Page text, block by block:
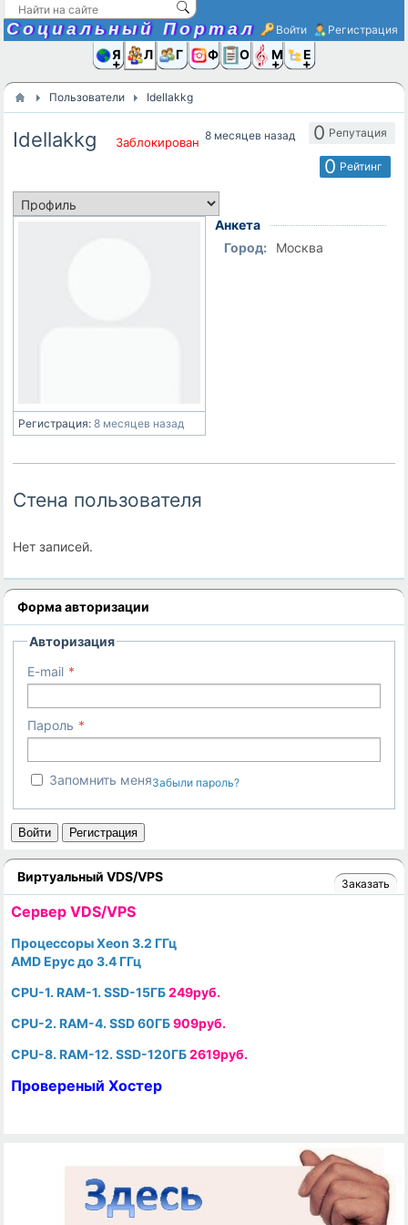
Социальный Портал Войти Регистрация
Я иЛюди
Группы
Фото Ещё
Пользователи Idellakkg
Idellakkg Заблокирован 8 месяцев назад 0 Репутация
0 Рейтинг
Регистрация: 8 месяцев назад
Анкета
Город:
Москва
Стена пользователя
Нет записей.
Форма авторизации
Авторизация
E-mail
Пароль
Запомнить меняЗабыли пароль?
Войти Регистрация
Виртуальный VDS/VPS Заказать
Cервер VDS/VPS
Процессоры Xeon 3.2 ГГц
AMD Epyc до 3.4 ГГц
CPU-1. RAM-1. SSD-15ГБ249руб.
CPU-2. RAM-4. SSD 60ГБ909руб.
CPU-8. RAM-12. SSD-120ГБ2619руб.
Провереный Хостер